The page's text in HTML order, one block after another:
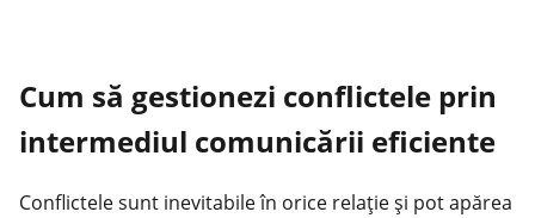
Cum să gestionezi conflictele prin
intermediul comunicării eficiente
Conflictele sunt inevitabile în orice relație și pot apărea